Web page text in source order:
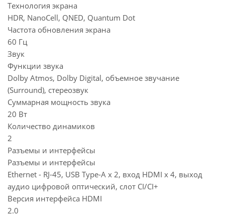
Технология экрана
HDR, NanoCell, QNED, Quantum Dot
Частота обновления экрана
60 Гц
Звук
Функции звука
Dolby Atmos, Dolby Digital, объемное звучание
(Surround), стереозвук
Суммарная мощность звука
20 Вт
Количество динамиков
2
Разъемы и интерфейсы
Разъемы и интерфейсы
Ethernet - RJ-45, USB Type-A x 2, вход HDMI x 4, выход
аудио цифровой оптический, слот CI/CI+
Версия интерфейса HDMI
2.0